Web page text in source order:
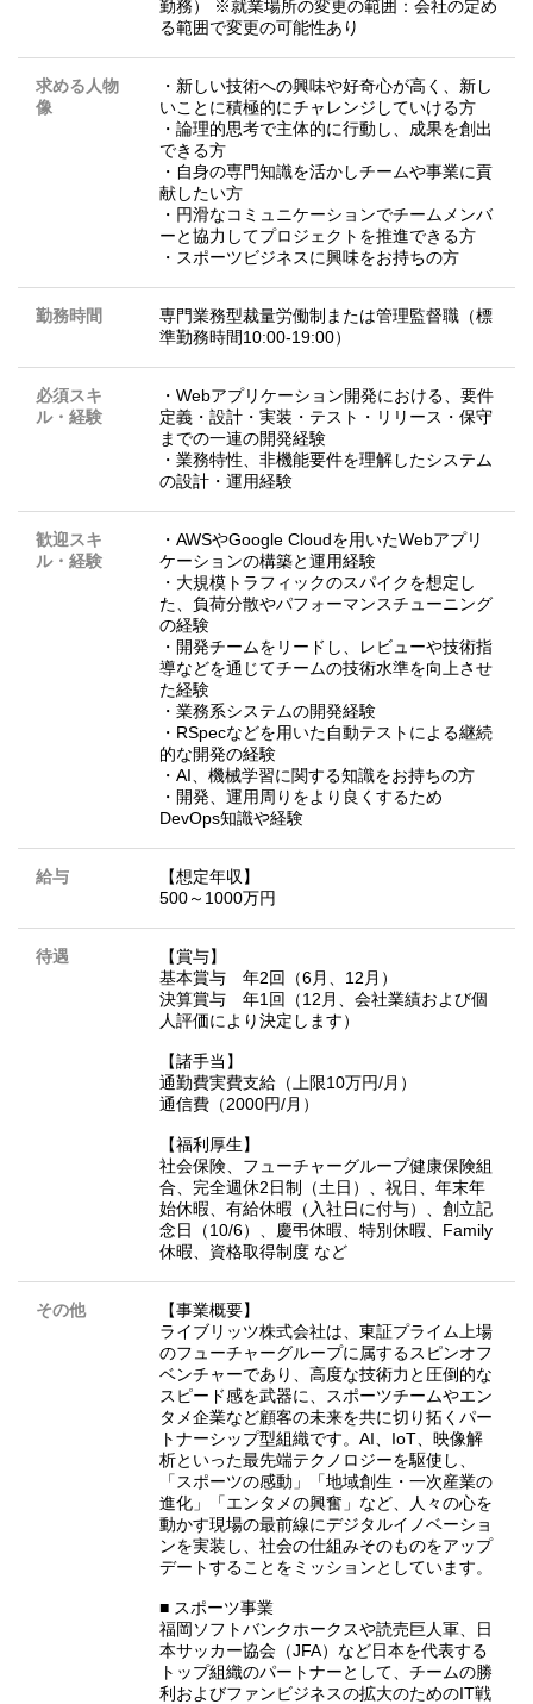
勤務） ※就業場所の変更の範囲：会社の定め
る範囲で変更の可能性あり
求める人物
像
・新しい技術への興味や好奇心が高く、新し
いことに積極的にチャレンジしていける方
・論理的思考で主体的に行動し、成果を創出
できる方
・自身の専門知識を活かしチームや事業に貢
献したい方
・円滑なコミュニケーションでチームメンバ
ーと協力してプロジェクトを推進できる方
・スポーツビジネスに興味をお持ちの方
勤務時間
専門業務型裁量労働制または管理監督職（標
準勤務時間10:00-19:00）
必須スキ
ル・経験
・Webアプリケーション開発における、要件
定義・設計・実装・テスト・リリース・保守
までの一連の開発経験
・業務特性、非機能要件を理解したシステム
の設計・運用経験
歓迎スキ
ル・経験
・AWSやGoogle Cloudを用いたWebアプリ
ケーションの構築と運用経験
・大規模トラフィックのスパイクを想定し
た、負荷分散やパフォーマンスチューニング
の経験
・開発チームをリードし、レビューや技術指
導などを通じてチームの技術水準を向上させ
た経験
・業務系システムの開発経験
・RSpecなどを用いた自動テストによる継続
的な開発の経験
・AI、機械学習に関する知識をお持ちの方
・開発、運用周りをより良くするため
DevOps知識や経験
給与
【想定年収】
500～1000万円
待遇
【賞与】
基本賞与 年2回（6月、12月）
決算賞与 年1回（12月、会社業績および個
人評価により決定します）
【諸手当】
通勤費実費支給（上限10万円/月）
通信費（2000円/月）
【福利厚生】
社会保険、フューチャーグループ健康保険組
合、完全週休2日制（土日）、祝日、年末年
始休暇、有給休暇（入社日に付与）、創立記
念日（10/6）、慶弔休暇、特別休暇、Family
休暇、資格取得制度 など
その他
【事業概要】
ライブリッツ株式会社は、東証プライム上場
のフューチャーグループに属するスピンオフ
ベンチャーであり、高度な技術力と圧倒的な
スピード感を武器に、スポーツチームやエン
タメ企業など顧客の未来を共に切り拓くパー
トナーシップ型組織です。AI、IoT、映像解
析といった最先端テクノロジーを駆使し、
「スポーツの感動」「地域創生・一次産業の
進化」「エンタメの興奮」など、人々の心を
動かす現場の最前線にデジタルイノベーショ
ンを実装し、社会の仕組みそのものをアップ
デートすることをミッションとしています。
■ スポーツ事業
福岡ソフトバンクホークスや読売巨人軍、日
本サッカー協会（JFA）など日本を代表する
トップ組織のパートナーとして、チームの勝
利およびファンビジネスの拡大のためのIT戦